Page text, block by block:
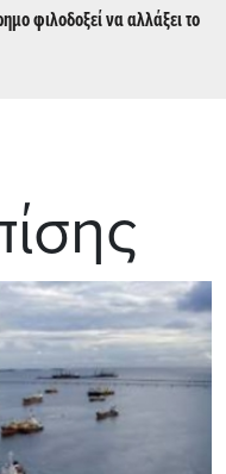
φιλοδοξεί να αλλάξει το